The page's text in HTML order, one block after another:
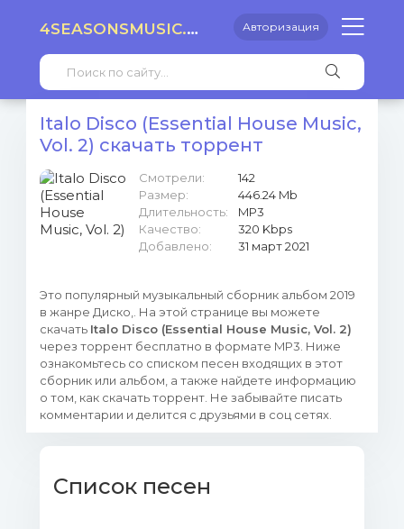
4SEASONSMUSIC.RU Авторизация
Italo Disco (Essential House Music,
Vol. 2) скачать торрент
Смотрели:
142
Размер:
446.24 Mb
Длительность:
MP3
Качество:
320 Kbps
Добавлено:
31 март 2021
Это популярный музыкальный сборник альбом 2019
в жанре Диско,. На этой странице вы можете
скачать Italo Disco (Essential House Music, Vol. 2)
через торрент бесплатно в формате MP3. Ниже
ознакомьтесь со списком песен входящих в этот
сборник или альбом, а также найдете информацию
о том, как скачать торрент. Не забывайте писать
комментарии и делится с друзьями в соц сетях.
Список песен